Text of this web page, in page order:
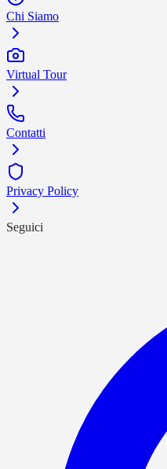
Chi Siamo
Virtual Tour
Contatti
Privacy Policy
Seguici